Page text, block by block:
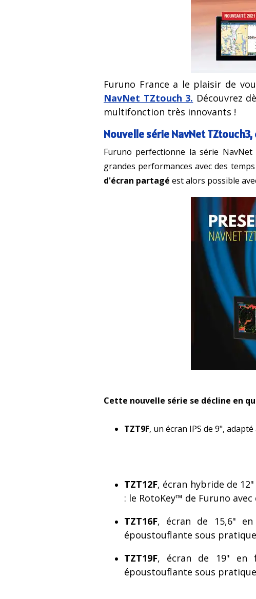
Furuno France a le plaisir de
NavNet TZtouch 3. Découvrez
multifonction très innovants !
Nouvelle série NavNet
Furuno perfectionne la série
grandes performances avec des
d'écran partagé est alors possible
Cette nouvelle série se décline en
TZT9F, un écran IPS de 9",
TZT12F, écran hybride de
: le RotoKey™ de Furuno
TZT16F, écran de 15,6"
époustouflante sous
TZT19F, écran de 19" en
époustouflante sous